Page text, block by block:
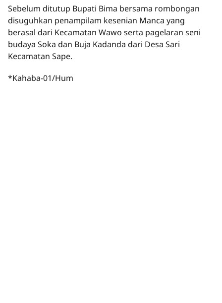
Sebelum ditutup Bupati Bima bersama rombongan
disuguhkan penampilam kesenian Manca yang
berasal dari Kecamatan Wawo serta pagelaran seni
budaya Soka dan Buja Kadanda dari Desa Sari
Kecamatan Sape.
*Kahaba-01/Hum